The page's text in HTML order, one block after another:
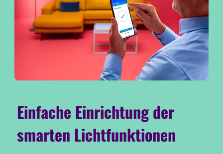
Einfache Einrichtung der
smarten Lichtfunktionen